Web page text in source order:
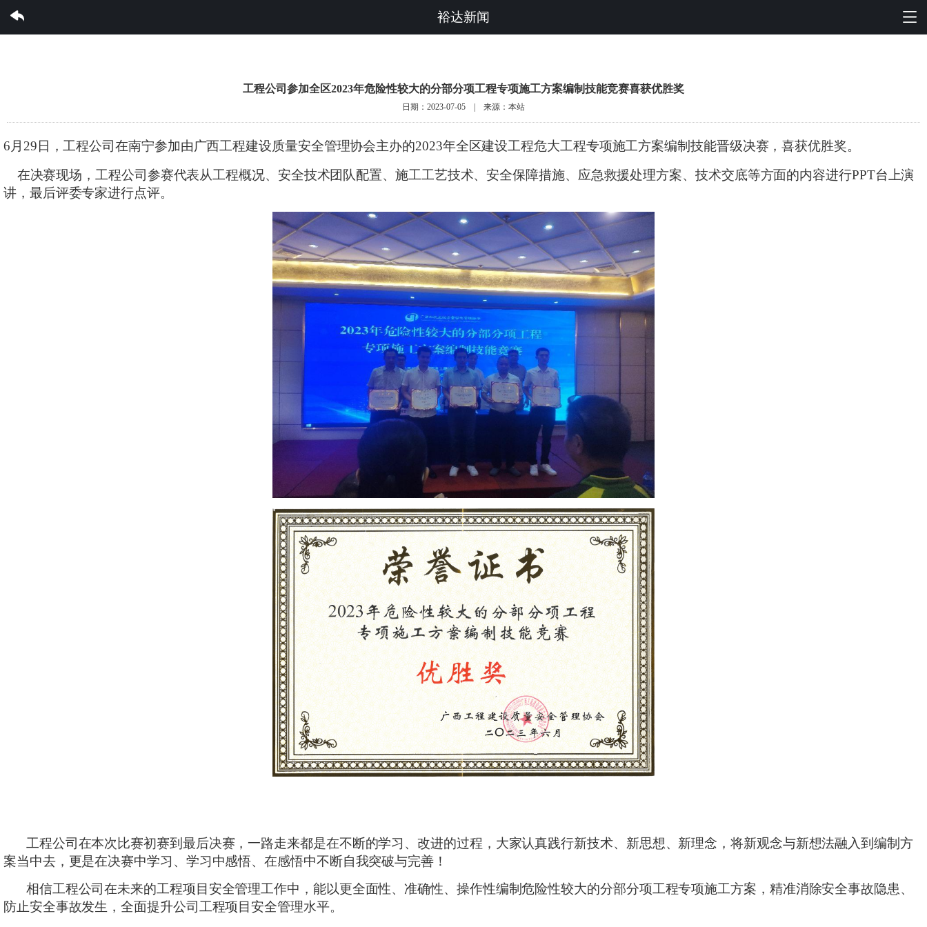
亚搏体育集团有限公司 裕达新闻
工程公司参加全区2023年危险性较大的分部分项工程专项施工方案编制技能竞赛喜获优胜奖
日期：2023-07-05 | 来源：本站
6月29日，工程公司在南宁参加由广西工程建设质量安全管理协会主办的2023年全区建设工程危大工程专项施工方案编制技能晋级决赛 ，喜获优胜奖。
在决赛现场，工程公司参赛代表从工程概况、安全技术团队配置、施工工艺技术、安全保障措施、应急救援处理方案、技术交底等方面的内容进行PPT台上演
讲， 最后评委专家进行点评。
工程公司在本次比赛初赛到最后决赛，一路走来都是在不断的学习、改进的过程，大家认真践行新技术、新思想、新理念，将新观念与新想法融入到编制方
案当中去，更是在决赛中学习、学习中感悟、在感悟中不断自我突破与完善！
相信工程公司在未来的工程项目安全管理工作中， 能以更全面性、准确性、操作性编制危险性较大的分部分项工程专项施工方案 ，精准消除安全事故隐患、
防止安全事故发生，全面提升公司工程项目安全管理水平。